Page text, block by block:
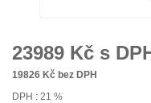
23989 Kč s
19826 Kč bez DPH
DPH : 21 %